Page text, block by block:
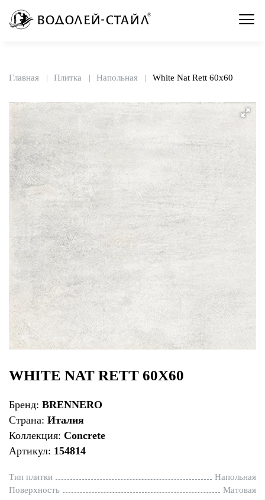
Главная Плитка Напольная White Nat Rett 60x60
WHITE NAT RETT 60X60
Бренд: BRENNERO
Страна: Италия
Коллекция: Concrete
Артикул: 154814
Тип плитки
Напольная
Поверхность
Матовая